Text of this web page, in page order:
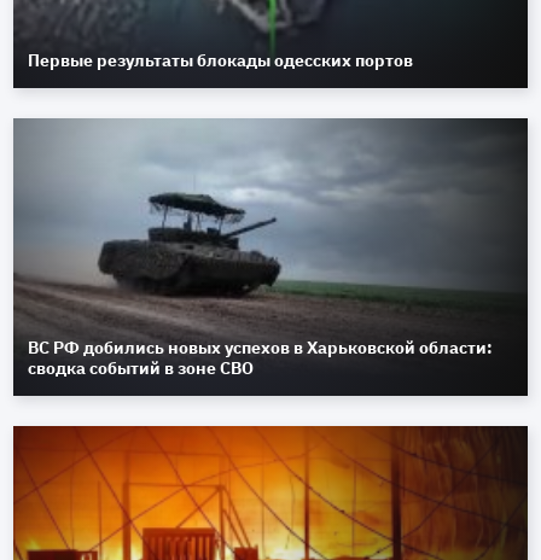
Первые результаты блокады одесских портов
ВС РФ добились новых успехов в Харьковской области:
сводка событий в зоне СВО